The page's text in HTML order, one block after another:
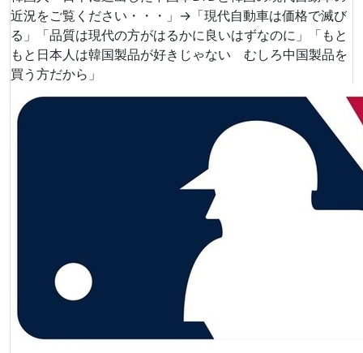
近況をご覧ください・・・」→「現代自動車は価格で滅び
る」「品質は現代の方がはるかに良いはずなのに」「もと
もと日本人は韓国製品が好きじゃない むしろ中国製品を
買う方だから」